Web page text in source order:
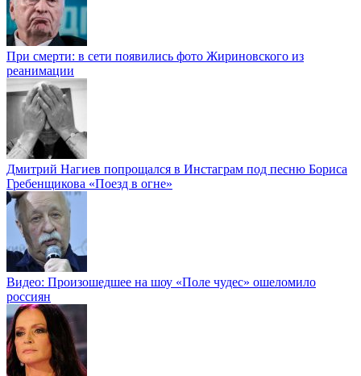
При смерти: в сети появились фото Жириновского из
реанимации
Дмитрий Нагиев попрощался в Инстаграм под песню Бориса
Гребенщикова «Поезд в огне»
Видео: Произошедшее на шоу «Поле чудес» ошеломило
россиян